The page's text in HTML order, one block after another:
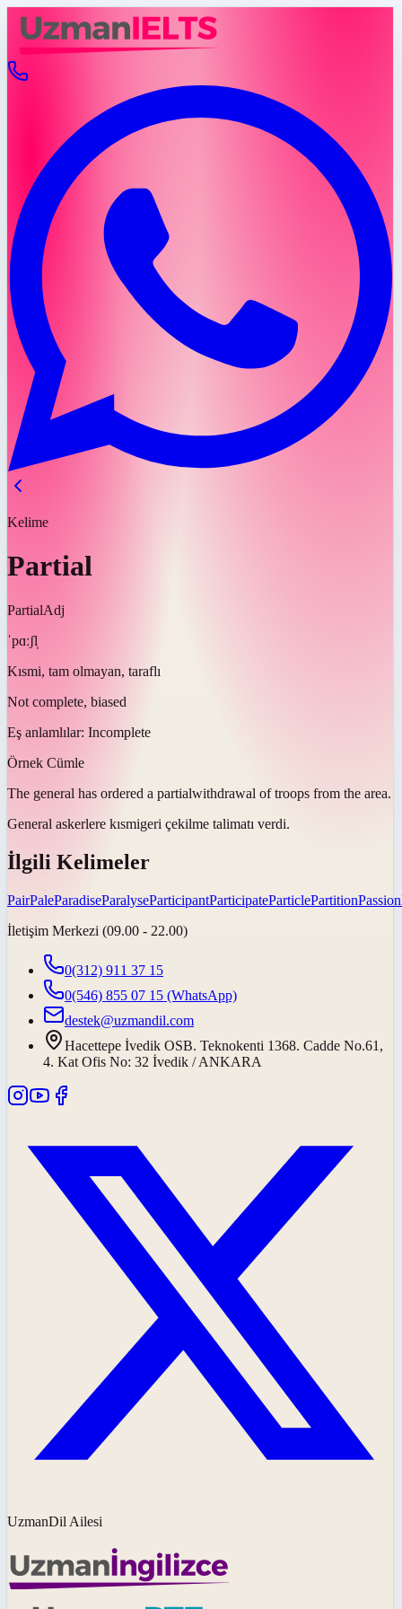
Kelime
Partial
PartialAdj
ˈpɑːʃl̩
Kısmi, tam olmayan, taraflı
Not complete, biased
Eş anlamlılar: Incomplete
Örnek Cümle
The general has ordered a partialwithdrawal of troops from the area.
General askerlere kısmigeri çekilme talimatı verdi.
İlgili Kelimeler
PairPaleParadiseParalyseParticipantParticipateParticlePartitionPassion
İletişim Merkezi (09.00 - 22.00)
0(312) 911 37 15
0(546) 855 07 15 (WhatsApp)
destek@uzmandil.com
Hacettepe İvedik OSB. Teknokenti 1368. Cadde No.61,
4. Kat Ofis No: 32 İvedik / ANKARA
UzmanDil Ailesi